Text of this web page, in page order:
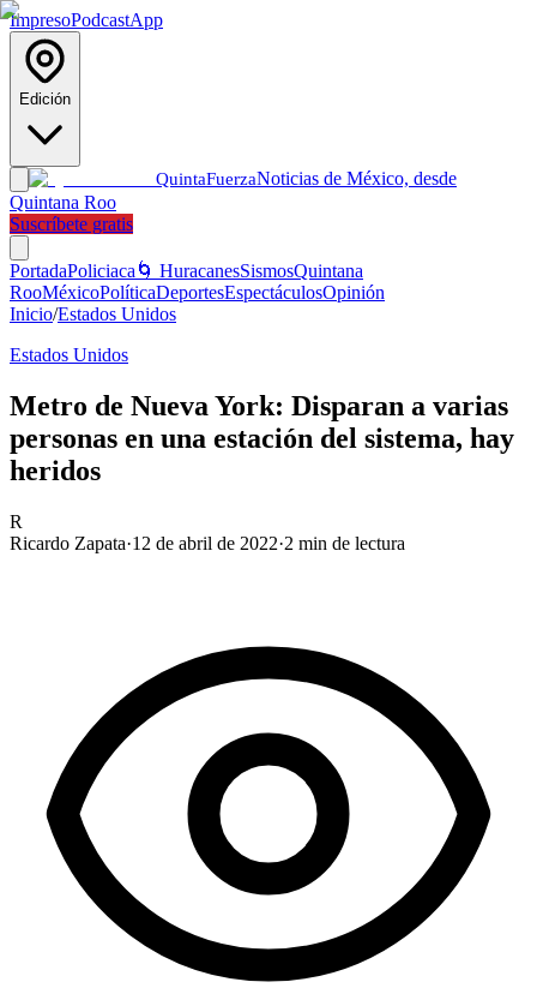
ImpresoPodcastApp
Edición
QuintaFuerzaNoticias de México, desde
Quintana Roo
Suscríbete gratis
PortadaPoliciaca 🌀 HuracanesSismosQuintana
RooMéxicoPolíticaDeportesEspectáculosOpinión
Inicio/Estados Unidos
Estados Unidos
Metro de Nueva York: Disparan a varias
personas en una estación del sistema, hay
heridos
R
Ricardo Zapata·12 de abril de 2022·2 min de lectura